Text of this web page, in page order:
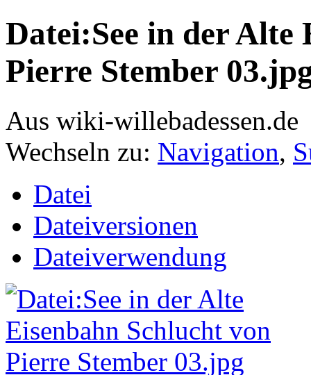
Datei:See in der Alte
Pierre Stember
Aus wiki-willebadessen.de
Wechseln zu: Navigation,
Datei
Dateiversionen
Dateiverwendung